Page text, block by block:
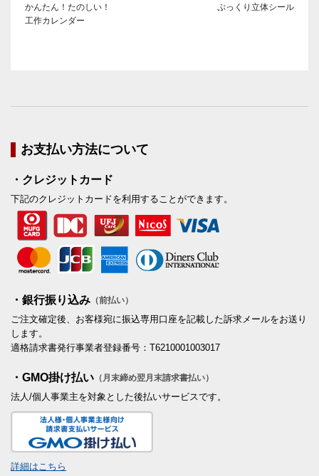
かんたん！たのしい！
工作カレンダー
ぷっくり立体シール
お支払い方法について
・クレジットカード
下記のクレジットカードを利用することができます。
・銀行振り込み （前払い）
ご注文確定後、お客様宛に振込専用口座を記載した訴求メールをお送り
します。
適格請求書発行事業者登録番号：T6210001003017
・GMO掛け払い （月末締め翌月末請求書払い）
法人/個人事業主を対象とした後払いサービスです。
詳細はこちら